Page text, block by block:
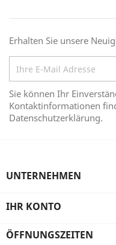
Erhalten Sie unsere
Sie können Ihr
Kontaktinformationen
Datenschutzerklärung.
UNTERNEHMEN
IHR KONTO
ÖFFNUNGSZEITEN